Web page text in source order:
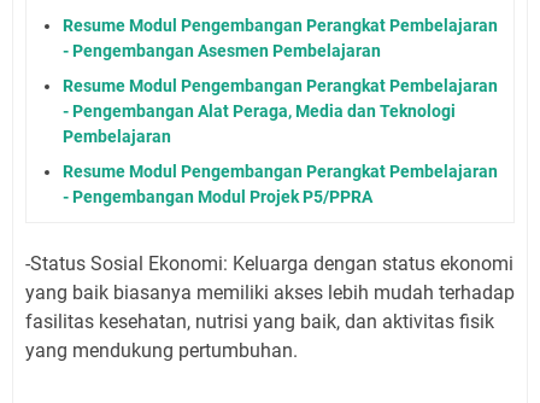
Resume Modul Pengembangan Perangkat Pembelajaran
- Pengembangan Asesmen Pembelajaran
Resume Modul Pengembangan Perangkat Pembelajaran
- Pengembangan Alat Peraga, Media dan Teknologi
Pembelajaran
Resume Modul Pengembangan Perangkat Pembelajaran
- Pengembangan Modul Projek P5/PPRA
-Status Sosial Ekonomi: Keluarga dengan status ekonomi
yang baik biasanya memiliki akses lebih mudah terhadap
fasilitas kesehatan, nutrisi yang baik, dan aktivitas fisik
yang mendukung pertumbuhan.